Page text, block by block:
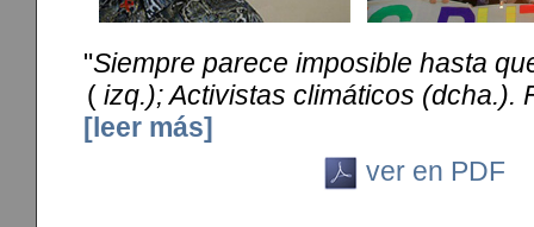
"Siempre parece imposible hasta
(izq.); Activistas climáticos (dcha.).
[leer más]
ver en PDF